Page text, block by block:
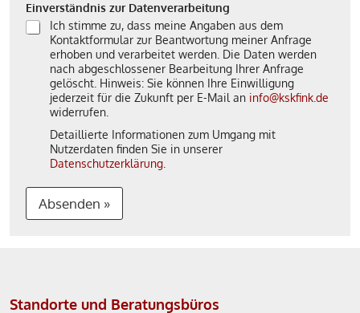
Einverständnis zur Datenverarbeitung
Ich stimme zu, dass meine Angaben aus dem
Kontaktformular zur Beantwortung meiner Anfrage
erhoben und verarbeitet werden. Die Daten werden
nach abgeschlossener Bearbeitung Ihrer Anfrage
gelöscht. Hinweis: Sie können Ihre Einwilligung
jederzeit für die Zukunft per E-Mail an info@kskfink.de
widerrufen.
Detaillierte Informationen zum Umgang mit
Nutzerdaten finden Sie in unserer
Datenschutzerklärung
Absenden »
e
Standorte und Beratungsbüros